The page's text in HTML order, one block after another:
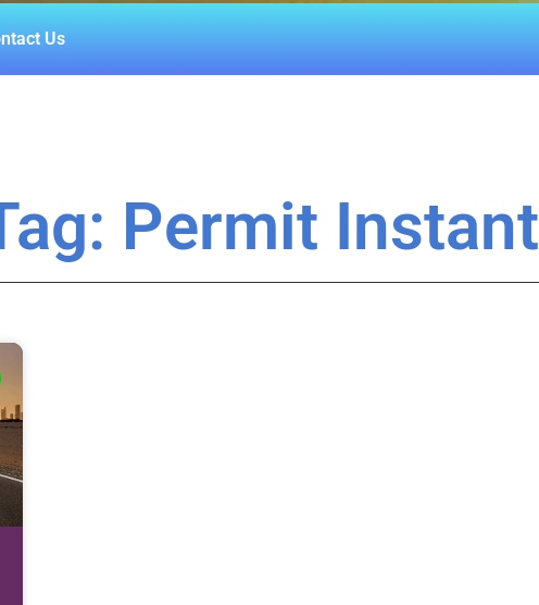
Us
Permit Instant